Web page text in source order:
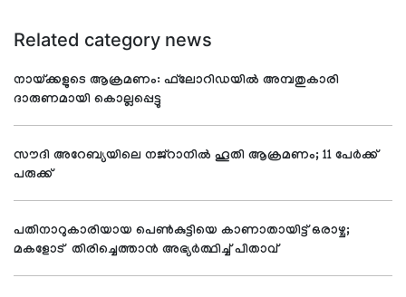
Related category news
നായ്ക്കളുടെ ആക്രമണം: ഫ്‌ലോറിഡയില്‍ അമ്പതുകാരി
ദാരുണമായി കൊല്ലപ്പെട്ടു
സൗദി അറേബ്യയിലെ നജ്റാനില്‍ ഹൂതി ആക്രമണം; 11 പേര്‍ക്ക്
പരുക്ക്
പതിനാറുകാരിയായ പെണ്‍കുട്ടിയെ കാണാതായിട്ട് ഒരാഴ്ച;
മകളോട് തിരിച്ചെത്താന്‍ അഭ്യര്‍ത്ഥിച്ച് പിതാവ്